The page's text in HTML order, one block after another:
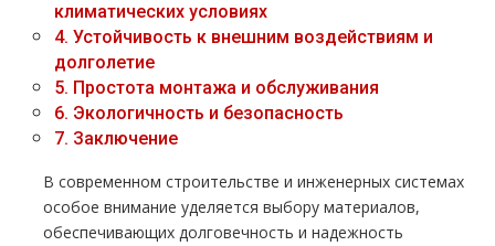
климатических условиях
4. Устойчивость к внешним воздействиям и
долголетие
5. Простота монтажа и обслуживания
6. Экологичность и безопасность
7. Заключение
В современном строительстве и инженерных системах
особое внимание уделяется выбору материалов,
обеспечивающих долговечность и надежность